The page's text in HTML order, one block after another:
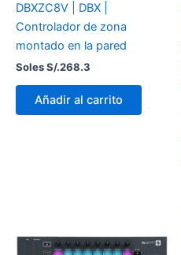
DBXZC8V | DBX |
Controlador de zona
montado en la pared
Soles S/.268.3
Añadir al carrito